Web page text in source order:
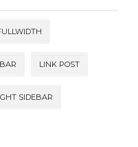
LINK POST
SIDEBAR